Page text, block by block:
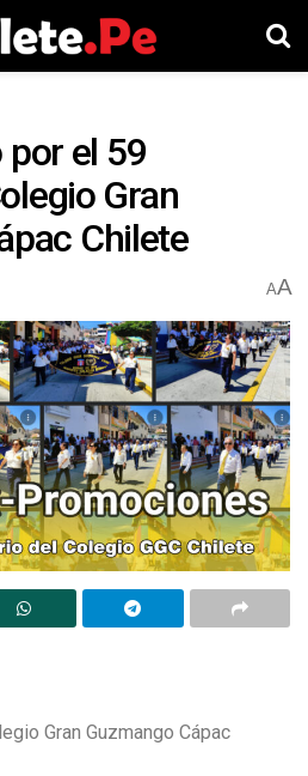
por el 59
Gran
Chilete
AA
Gran Guzmango Cápac